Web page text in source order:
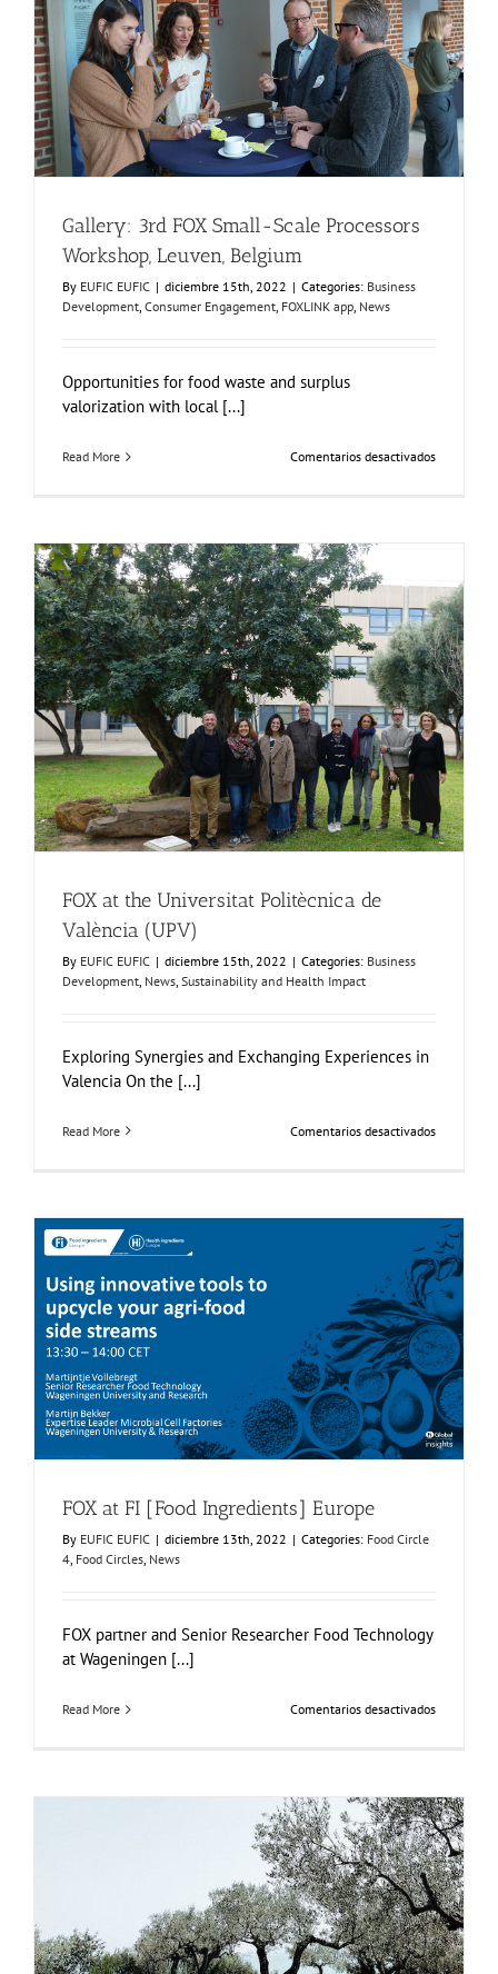
Gallery: 3rd FOX Small-Scale Processors Workshop,
Leuven, Belgium
Business Development Consumer Engagement FOXLINK app
News
Gallery: 3rd FOX Small-Scale Processors
Workshop, Leuven, Belgium
By EUFIC EUFIC | diciembre 15th, 2022 | Categories: Business
Development, Consumer Engagement, FOXLINK app, News
Opportunities for food waste and surplus
valorization with local [...]
Read More Comentarios desactivadosen
Workshop,
Leuven,
Belgium
FOX at the Universitat Politècnica de València (UPV)
Business Development News Sustainability and Health Impact
FOX at the Universitat Politècnica de
València (UPV)
By EUFIC EUFIC | diciembre 15th, 2022 | Categories: Business
Development News Sustainability and Health Impact
Exploring Synergies and Exchanging Experiences in
Valencia On the [...]
Read More Comentarios desactivadosen
Politècnica
de
València
(UPV)
FOX at FI [Food Ingredients] Europe
Food Circles News
FOX at FI [Food Ingredients] Europe
By EUFIC EUFIC | diciembre 13th, 2022 | Categories: Food Circle
4, Food Circles, News
FOX partner and Senior Researcher Food Technology
at Wageningen [...]
Read More Comentarios desactivadosen
Europe
FOX Report: seminar “Biocultural Heritage and
Sustainable Business Models” by Vincenza Ferrara
Business Development News